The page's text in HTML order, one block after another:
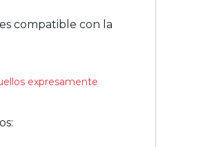
compatible con la
expresamente